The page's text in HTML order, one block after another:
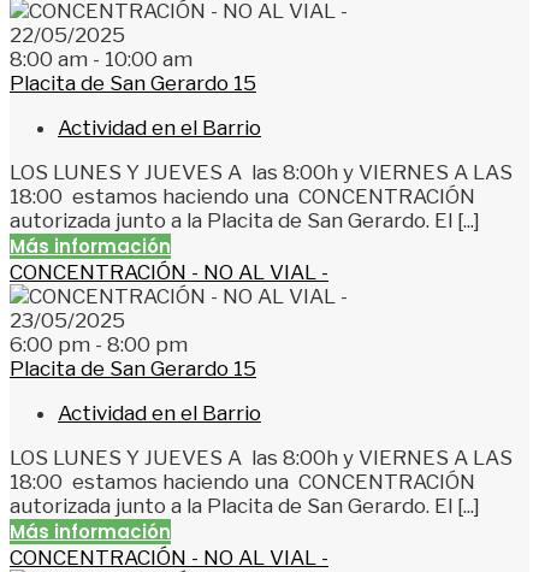
22/05/2025
8:00 am - 10:00 am
Placita de San Gerardo 15
Actividad en el Barrio
LOS LUNES Y JUEVES A las 8:00h y VIERNES A LAS
18:00 estamos haciendo una CONCENTRACIÓN
autorizada junto a la Placita de San Gerardo. El [...]
Más información
CONCENTRACIÓN - NO AL VIAL -
23/05/2025
6:00 pm - 8:00 pm
Placita de San Gerardo 15
Actividad en el Barrio
LOS LUNES Y JUEVES A las 8:00h y VIERNES A LAS
18:00 estamos haciendo una CONCENTRACIÓN
autorizada junto a la Placita de San Gerardo. El [...]
Más información
CONCENTRACIÓN - NO AL VIAL -